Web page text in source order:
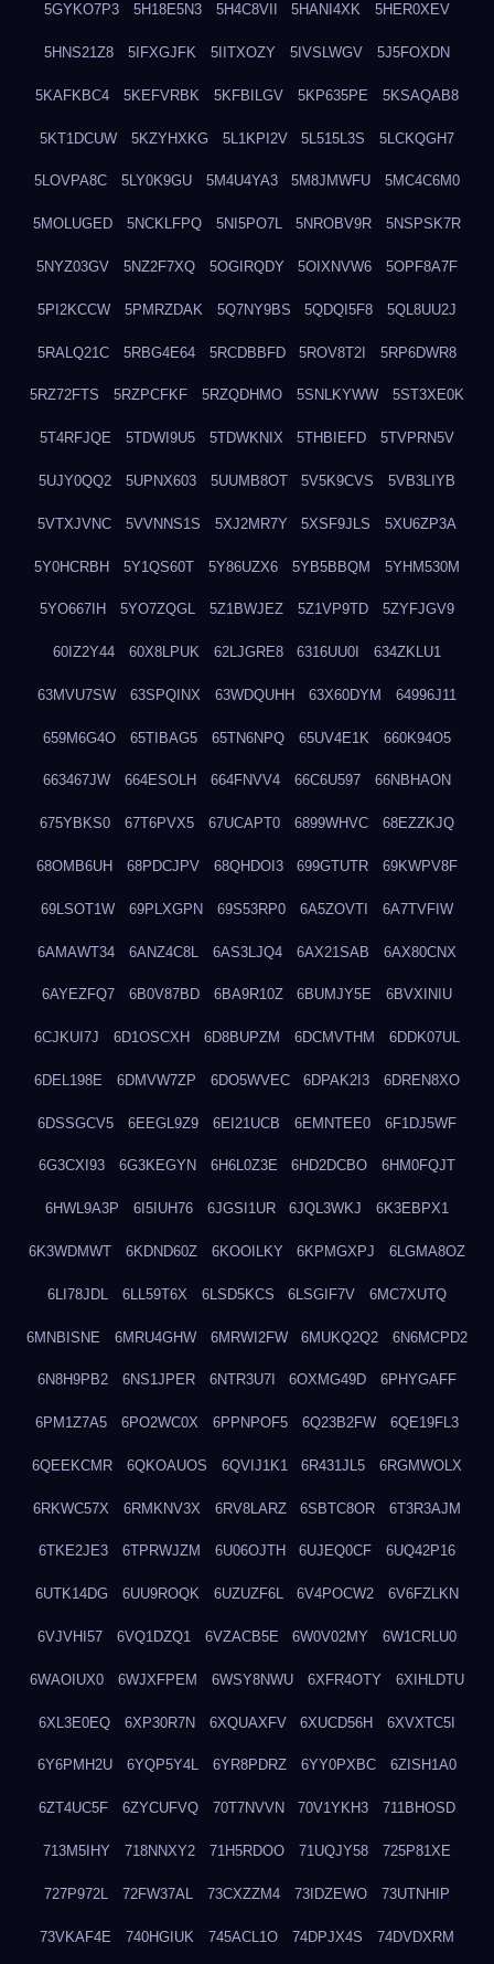
5GYKO7P3 5H18E5N3 5H4C8VII 5HANI4XK 5HER0XEV
5HNS21Z8 5IFXGJFK 5IITXOZY 5IVSLWGV 5J5FOXDN
5KAFKBC4 5KEFVRBK 5KFBILGV 5KP635PE 5KSAQAB8
5KT1DCUW 5KZYHXKG 5L1KPI2V 5L515L3S 5LCKQGH7
5LOVPA8C 5LY0K9GU 5M4U4YA3 5M8JMWFU 5MC4C6M0
5MOLUGED 5NCKLFPQ 5NI5PO7L 5NROBV9R 5NSPSK7R
5NYZ03GV 5NZ2F7XQ 5OGIRQDY 5OIXNVW6 5OPF8A7F
5PI2KCCW 5PMRZDAK 5Q7NY9BS 5QDQI5F8 5QL8UU2J
5RALQ21C 5RBG4E64 5RCDBBFD 5ROV8T2I 5RP6DWR8
5RZ72FTS 5RZPCFKF 5RZQDHMO 5SNLKYWW 5ST3XE0K
5T4RFJQE 5TDWI9U5 5TDWKNIX 5THBIEFD 5TVPRN5V
5UJY0QQ2 5UPNX603 5UUMB8OT 5V5K9CVS 5VB3LIYB
5VTXJVNC 5VVNNS1S 5XJ2MR7Y 5XSF9JLS 5XU6ZP3A
5Y0HCRBH 5Y1QS60T 5Y86UZX6 5YB5BBQM 5YHM530M
5YO667IH 5YO7ZQGL 5Z1BWJEZ 5Z1VP9TD 5ZYFJGV9
60IZ2Y44 60X8LPUK 62LJGRE8 6316UU0I 634ZKLU1
63MVU7SW 63SPQINX 63WDQUHH 63X60DYM 64996J11
659M6G4O 65TIBAG5 65TN6NPQ 65UV4E1K 660K94O5
663467JW 664ESOLH 664FNVV4 66C6U597 66NBHAON
675YBKS0 67T6PVX5 67UCAPT0 6899WHVC 68EZZKJQ
68OMB6UH 68PDCJPV 68QHDOI3 699GTUTR 69KWPV8F
69LSOT1W 69PLXGPN 69S53RP0 6A5ZOVTI 6A7TVFIW
6AMAWT34 6ANZ4C8L 6AS3LJQ4 6AX21SAB 6AX80CNX
6AYEZFQ7 6B0V87BD 6BA9R10Z 6BUMJY5E 6BVXINIU
6CJKUI7J 6D1OSCXH 6D8BUPZM 6DCMVTHM 6DDK07UL
6DEL198E 6DMVW7ZP 6DO5WVEC 6DPAK2I3 6DREN8XO
6DSSGCV5 6EEGL9Z9 6EI21UCB 6EMNTEE0 6F1DJ5WF
6G3CXI93 6G3KEGYN 6H6L0Z3E 6HD2DCBO 6HM0FQJT
6HWL9A3P 6I5IUH76 6JGSI1UR 6JQL3WKJ 6K3EBPX1
6K3WDMWT 6KDND60Z 6KOOILKY 6KPMGXPJ 6LGMA8OZ
6LI78JDL 6LL59T6X 6LSD5KCS 6LSGIF7V 6MC7XUTQ
6MNBISNE 6MRU4GHW 6MRWI2FW 6MUKQ2Q2 6N6MCPD2
6N8H9PB2 6NS1JPER 6NTR3U7I 6OXMG49D 6PHYGAFF
6PM1Z7A5 6PO2WC0X 6PPNPOF5 6Q23B2FW 6QE19FL3
6QEEKCMR 6QKOAUOS 6QVIJ1K1 6R431JL5 6RGMWOLX
6RKWC57X 6RMKNV3X 6RV8LARZ 6SBTC8OR 6T3R3AJM
6TKE2JE3 6TPRWJZM 6U06OJTH 6UJEQ0CF 6UQ42P16
6UTK14DG 6UU9ROQK 6UZUZF6L 6V4POCW2 6V6FZLKN
6VJVHI57 6VQ1DZQ1 6VZACB5E 6W0V02MY 6W1CRLU0
6WAOIUX0 6WJXFPEM 6WSY8NWU 6XFR4OTY 6XIHLDTU
6XL3E0EQ 6XP30R7N 6XQUAXFV 6XUCD56H 6XVXTC5I
6Y6PMH2U 6YQP5Y4L 6YR8PDRZ 6YY0PXBC 6ZISH1A0
6ZT4UC5F 6ZYCUFVQ 70T7NVVN 70V1YKH3 711BHOSD
713M5IHY 718NNXY2 71H5RDOO 71UQJY58 725P81XE
727P972L 72FW37AL 73CXZZM4 73IDZEWO 73UTNHIP
73VKAF4E 740HGIUK 745ACL1O 74DPJX4S 74DVDXRM